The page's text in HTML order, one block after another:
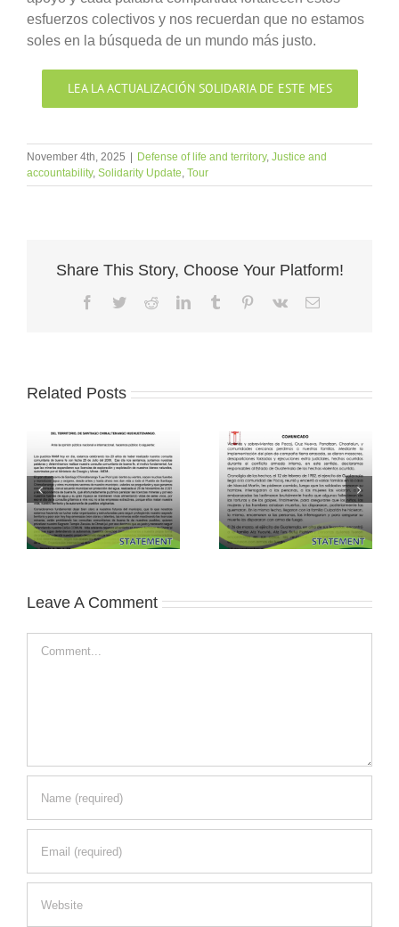
esfuerzos colectivos y nos recuerdan que no estamos
soles en la búsqueda de un mundo más justo.
LEA LA ACTUALIZACIÓN SOLIDARIA DE ESTE MES
November 4th, 2025 | Defense of life and territory, Justice and
accountability, Solidarity Update Tour
Share This Story, Choose Your Platform!
Facebook
TwitterRedditLinkedInTumblr Pinterest
Vk Email
Related Posts
Leave A Comment